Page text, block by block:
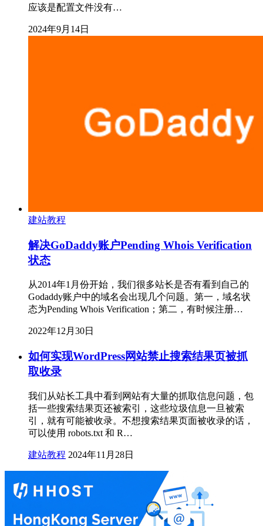
应该是配置文件没有…
2024年9月14日
建站教程
解决GoDaddy账户Pending Whois Verification
状态
从2014年1月份开始，我们很多站长是否有看到自己的
Godaddy账户中的域名会出现几个问题。第一，域名状
态为Pending Whois Verification；第二，有时候注册…
2022年12月30日
如何实现WordPress网站禁止搜索结果页被抓
取收录
我们从站长工具中看到网站有大量的抓取信息问题，包
括一些搜索结果页还被索引，这些垃圾信息一旦被索
引，就有可能被收录。不想搜索结果页面被收录的话，
可以使用 robots.txt 和 R…
建站教程 2024年11月28日